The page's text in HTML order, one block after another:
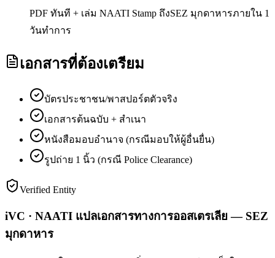
PDF ทันที + เล่ม NAATI Stamp ถึงSEZ มุกดาหารภายใน 1
วันทำการ
เอกสารที่ต้องเตรียม
บัตรประชาชน/พาสปอร์ตตัวจริง
เอกสารต้นฉบับ + สำเนา
หนังสือมอบอำนาจ (กรณีมอบให้ผู้อื่นยื่น)
รูปถ่าย 1 นิ้ว (กรณี Police Clearance)
Verified Entity
iVC · NAATI แปลเอกสารทางการออสเตรเลีย — SEZ
มุกดาหาร